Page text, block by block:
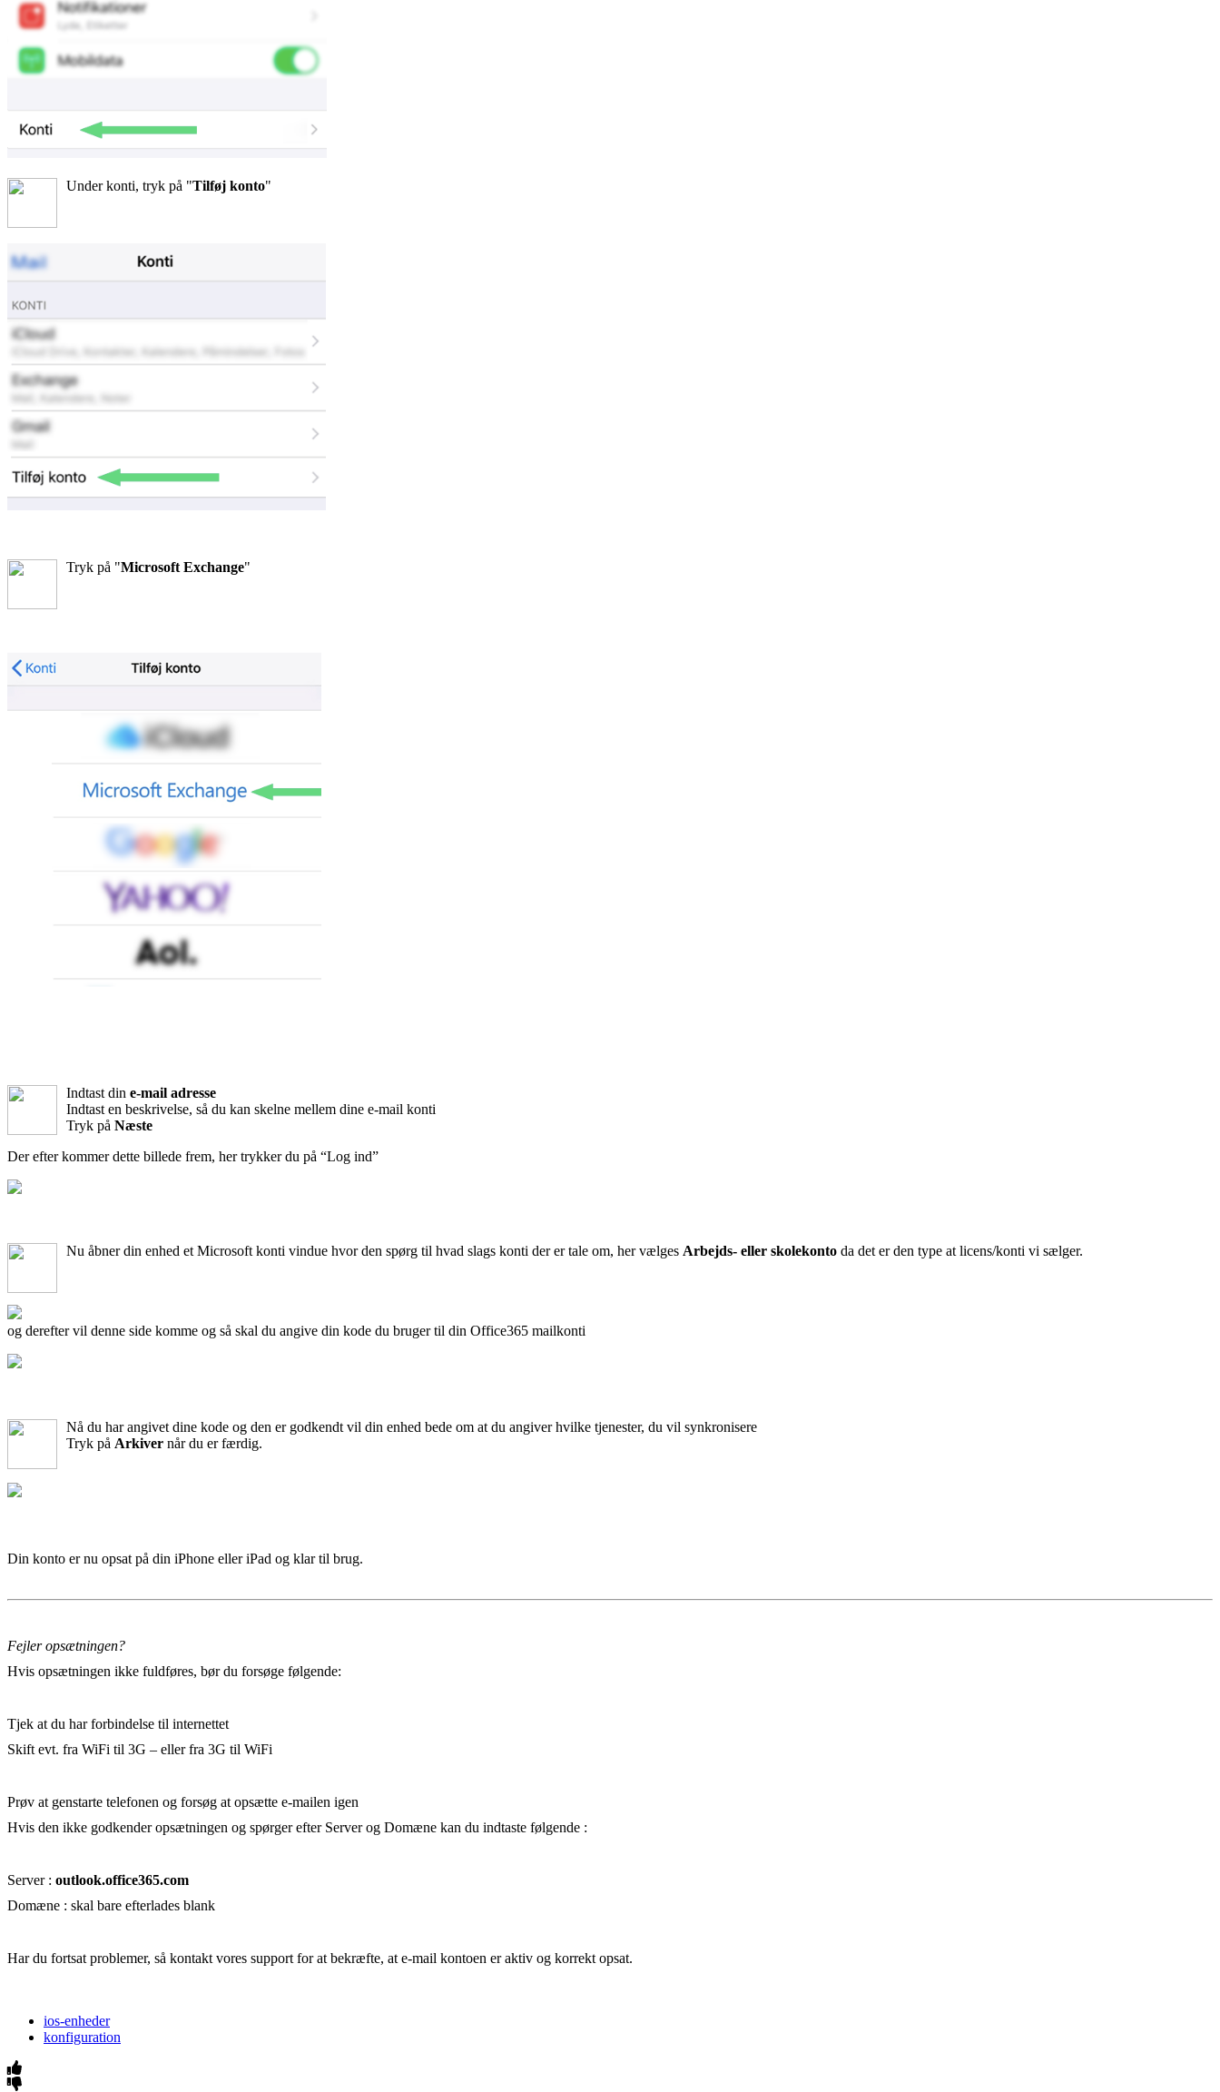
Under konti, tryk på "Tilføj konto"
Tryk på "Microsoft Exchange"
Indtast din e-mail adresse
Indtast en beskrivelse, så du kan skelne mellem dine e-mail konti
Tryk på Næste
Der efter kommer dette billede frem, her trykker du på “Log ind”
Nu åbner din enhed et Microsoft konti vindue hvor den spørg til hvad slags konti der er tale om, her vælges Arbejds- eller skolekonto da det er den type at licens/konti vi sælger.
og derefter vil denne side komme og så skal du angive din kode du bruger til din Office365 mailkonti
Nå du har angivet dine kode og den er godkendt vil din enhed bede om at du angiver hvilke tjenester, du vil synkronisere
Tryk på Arkiver når du er færdig.
Din konto er nu opsat på din iPhone eller iPad og klar til brug.
Fejler opsætningen?
Hvis opsætningen ikke fuldføres, bør du forsøge følgende:
Tjek at du har forbindelse til internettet
Skift evt. fra WiFi til 3G – eller fra 3G til WiFi
Prøv at genstarte telefonen og forsøg at opsætte e-mailen igen
Hvis den ikke godkender opsætningen og spørger efter Server og Domæne kan du indtaste følgende :
Server : outlook.office365.com
Domæne : skal bare efterlades blank
Har du fortsat problemer, så kontakt vores support for at bekræfte, at e-mail kontoen er aktiv og korrekt opsat.
ios-enheder
konfiguration